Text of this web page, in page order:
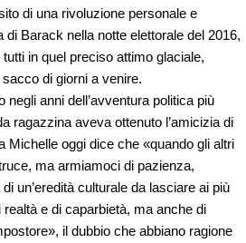
di una rivoluzione personale e
Barack nella notte elettorale del 2016,
in quel preciso attimo glaciale,
di giorni a venire.
anni dell’avventura politica più
ragazzina aveva ottenuto l’amicizia di
Michelle oggi dice che «quando gli altri
ma armiamoci di pazienza,
un’eredità culturale da lasciare ai più
e di caparbietà, ma anche di
il dubbio che abbiano ragione